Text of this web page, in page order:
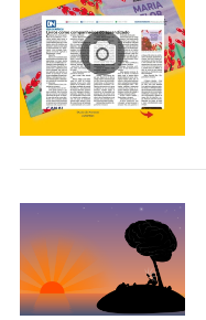
f
o
r
: